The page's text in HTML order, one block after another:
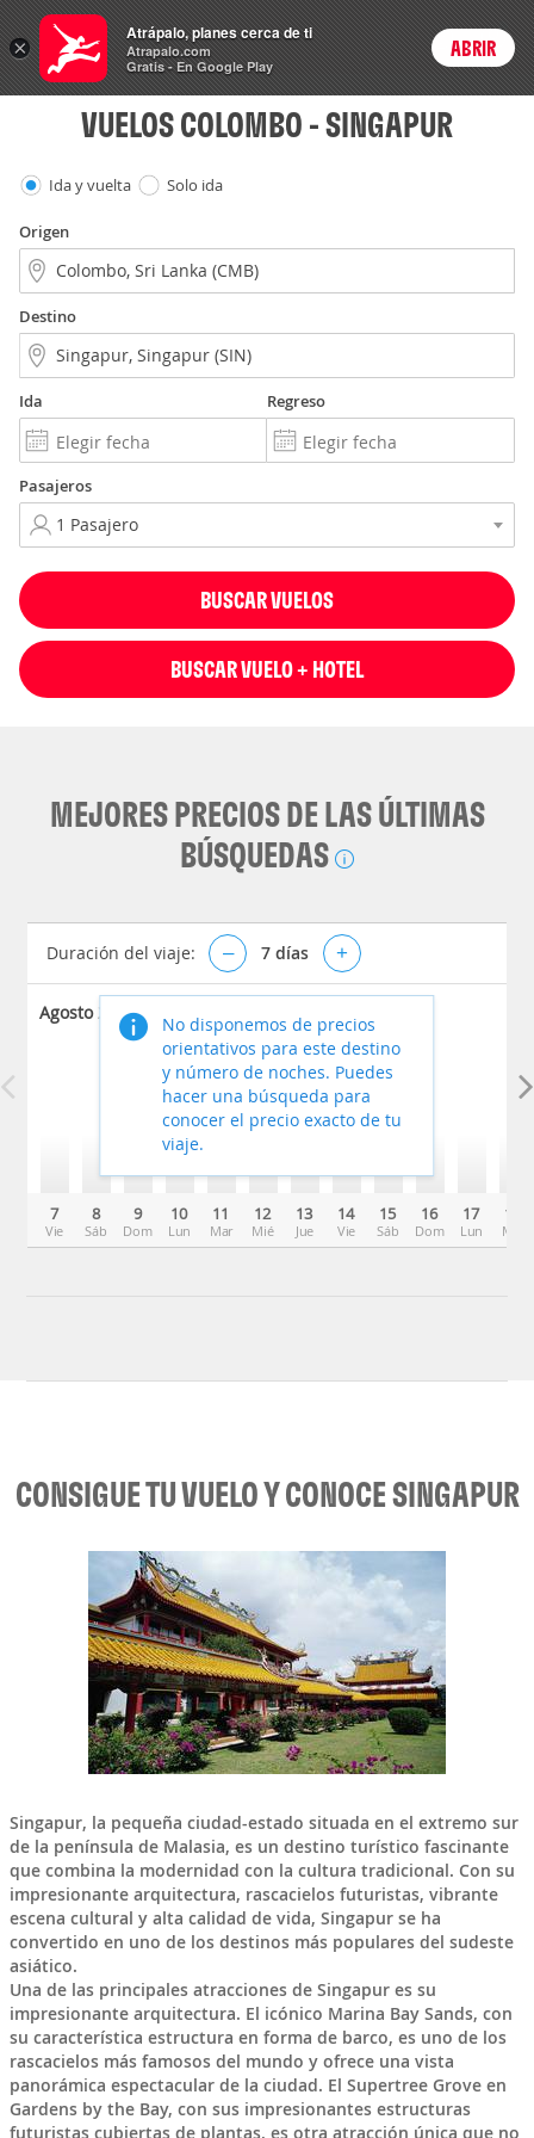
Vuelos Login
VUELOS COLOMBO - SINGAPUR
Ida y vuelta Solo ida
Origen
Destino
Ida Regreso
Pasajeros
BUSCAR VUELOS
BUSCAR VUELO + HOTEL
MEJORES PRECIOS DE LAS ÚLTIMAS
BÚSQUEDAS
Duración del viaje: – 7 días +
Agosto 2026
7
Vie
8
Sáb
9
Dom
10
Lun
11
Mar
12
Mié
13
Jue
14
Vie
15
Sáb
16
Dom
17
Lun
18
Mar
No disponemos de precios
orientativos para este destino
y número de noches. Puedes
hacer una búsqueda para
conocer el precio exacto de tu
viaje.
CONSIGUE TU VUELO Y CONOCE SINGAPUR
Singapur, la pequeña ciudad-estado situada en el extremo sur
de la península de Malasia, es un destino turístico fascinante
que combina la modernidad con la cultura tradicional. Con su
impresionante arquitectura, rascacielos futuristas, vibrante
escena cultural y alta calidad de vida, Singapur se ha
convertido en uno de los destinos más populares del sudeste
asiático.
Una de las principales atracciones de Singapur es su
impresionante arquitectura. El icónico Marina Bay Sands, con
su característica estructura en forma de barco, es uno de los
rascacielos más famosos del mundo y ofrece una vista
panorámica espectacular de la ciudad. El Supertree Grove en
Gardens by the Bay, con sus impresionantes estructuras
futuristas cubiertas de plantas, es otra atracción única que no
×
Atrápalo, planes cerca de ti
Atrapalo.com
Gratis - En Google Play
ABRIR